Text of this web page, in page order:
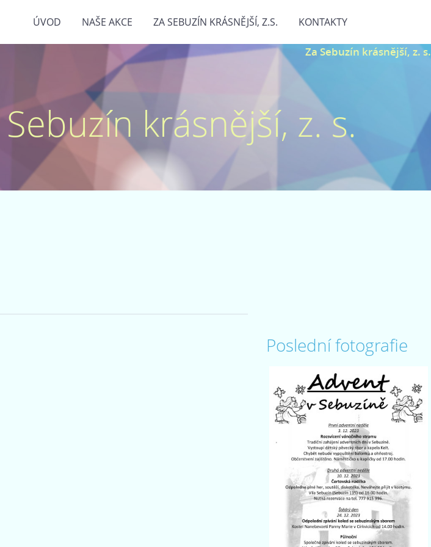
ÚVOD NAŠE AKCE ZA SEBUZÍN KRÁSNĚJŠÍ, Z.S. KONTAKTY
Za Sebuzín krásnější, z. s.
krásnější, z. s.
Poslední fotografie